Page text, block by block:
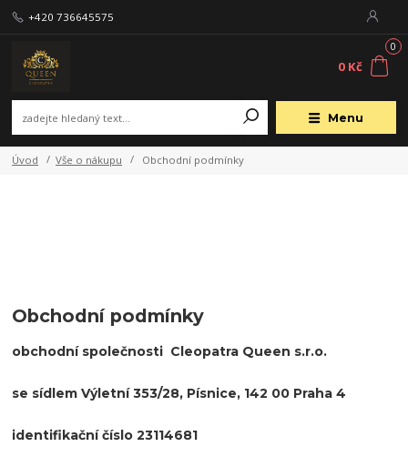
Menu
+420 736645575
0
0 Kč
Úvod Vše o nákupu Obchodní podmínky
Obchodní podmínky
obchodní společnosti Cleopatra Queen s.r.o.
se sídlem Výletní 353/28, Písnice, 142 00 Praha 4
identifikační číslo 23114681